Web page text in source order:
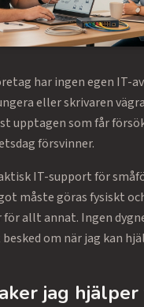
har ingen egen IT-
eller skrivaren
upptagen som får
försvinner.
IT-support för
måste göras fysiskt
för allt annat. Ingen
om när jag kan
jag